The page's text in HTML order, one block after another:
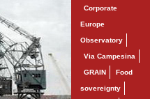
Corporate
Europe
Observatory
Via Campesina
GRAIN Food
sovereignty